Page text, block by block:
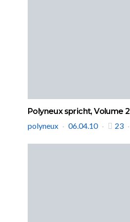
Polyneux spricht, Volume 2
polyneux
06.04.10 23